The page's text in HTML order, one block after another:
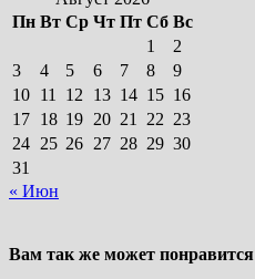
Пн Вт Ср Чт Пт Сб Вс
1
2
3
4 5 6 7 8
9
10 11 12 13 14 15 16
17 18 19 20 21 22 23
24 25 26 27 28 29 30
31
« Июн
Вам так же может понравится